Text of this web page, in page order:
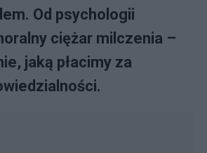
Od psychologii
ciężar milczenia –
jaką płacimy za